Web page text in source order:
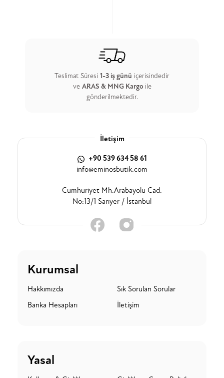
Teslimat Süresi 1-3 iş günü içerisindedir
ve ARAS & MNG Kargo ile
gönderilmektedir.
İletişim
+90 539 634 58 61
info@eminosbutik.com
Cumhuriyet Mh.Arabayolu Cad.
No:13/1 Sarıyer / İstanbul
Kurumsal
Hakkımızda
Sık Sorulan Sorular
Banka Hesapları
İletişim
Yasal